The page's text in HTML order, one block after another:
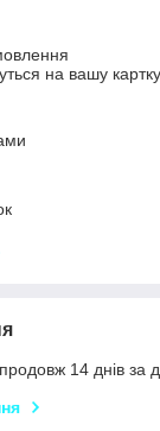
на вашу картку
14 днів за